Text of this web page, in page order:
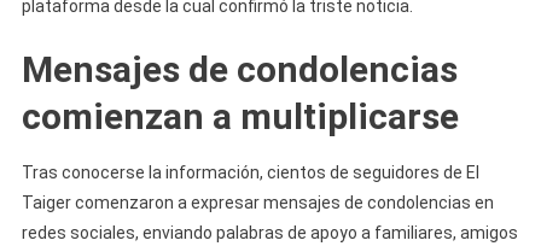
plataforma desde la cual confirmó la triste noticia.
Mensajes de condolencias
comienzan a multiplicarse
Tras conocerse la información, cientos de seguidores de El
Taiger comenzaron a expresar mensajes de condolencias en
redes sociales, enviando palabras de apoyo a familiares, amigos